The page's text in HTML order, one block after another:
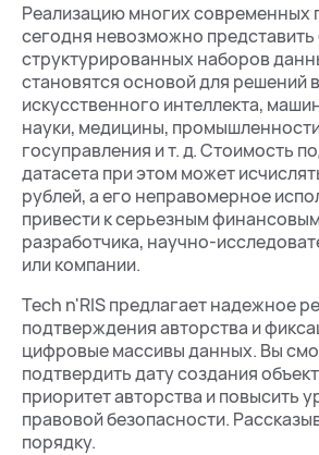
Реализацию многих современных
сегодня невозможно представить
структурированных наборов
становятся основой для решений
искусственного интеллекта,
науки, медицины,
госуправления и т. д. Стоимость
датасета при этом может
рублей, а его неправомерное
привести к серьезным
разработчика, научно-
или компании.
Tech n'RIS предлагает надежное
подтверждения авторства и
цифровые массивы данных. Вы
подтвердить дату создания
приоритет авторства и повысить
правовой безопасности.
порядку.